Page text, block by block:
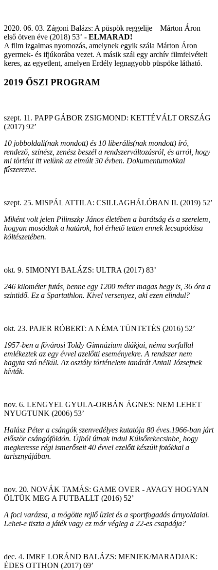
2020. 06. 03. Zágoni Balázs: A püspök reggelije – Márton Áron
első ötven éve (2018) 53’ - ELMARAD!
A film izgalmas nyomozás, amelynek egyik szála Márton Áron
gyermek- és ifjúkorába vezet. A másik szál egy archív filmfelvételt
keres, az egyetlent, amelyen Erdély legnagyobb püspöke látható.
2019 ŐSZI PROGRAM
szept. 11. PAPP GÁBOR ZSIGMOND: KETTÉVÁLT ORSZÁG
(2017) 92’
10 jobboldali(nak mondott) és 10 liberális(nak mondott) író,
rendező, színész, zenész beszél a rendszerváltozásról, és arról, hogy
mi történt itt velünk az elmúlt 30 évben. Dokumentumokkal
fűszerezve.
szept. 25. MISPÁL ATTILA: CSILLAGHÁLÓBAN II. (2019) 52’
Miként volt jelen Pilinszky János életében a barátság és a szerelem,
hogyan mosódtak a határok, hol érhető tetten ennek lecsapódása
költészetében.
okt. 9. SIMONYI BALÁZS: ULTRA (2017) 83’
246 kilométer futás, benne egy 1200 méter magas hegy is, 36 óra a
szintidő. Ez a Spartathlon. Kivel versenyez, aki ezen elindul?
okt. 23. PAJER RÓBERT: A NÉMA TÜNTETÉS (2016) 52’
1957-ben a fővárosi Toldy Gimnázium diákjai, néma sorfallal
emlékeztek az egy évvel azelőtti eseményekre. A rendszer nem
hagyta szó nélkül. Az osztály történelem tanárát Antall Józsefnek
hívták.
nov. 6. LENGYEL GYULA-ORBÁN ÁGNES: NEM LEHET
NYUGTUNK (2006) 53’
Halász Péter a csángók szenvedélyes kutatója 80 éves.1966-ban járt
először csángóföldön. Újból útnak indul Külsőrekecsinbe, hogy
megkeresse régi ismerőseit 40 évvel ezelőtt készült fotókkal a
tarisznyájában.
nov. 20. NOVÁK TAMÁS: GAME OVER - AVAGY HOGYAN
ÖLTÜK MEG A FUTBALLT (2016) 52’
A foci varázsa, a mögötte rejlő üzlet és a sportfogadás árnyoldalai.
Lehet-e tiszta a játék vagy ez már végleg a 22-es csapdája?
dec. 4. IMRE LORÁND BALÁZS: MENJEK/MARADJAK:
ÉDES OTTHON (2017) 69’